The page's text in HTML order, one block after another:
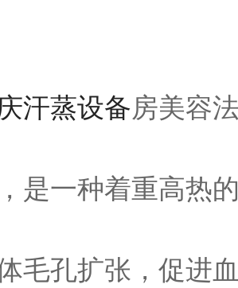
汗蒸设备房美容
是一种着重高热
毛孔扩张，促进